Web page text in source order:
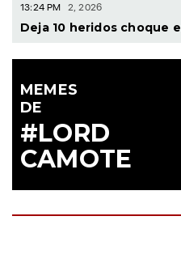
13:24 PM 2, 2026
Deja 10 heridos choque
MEMES
DE
#LORD
CAMOTE